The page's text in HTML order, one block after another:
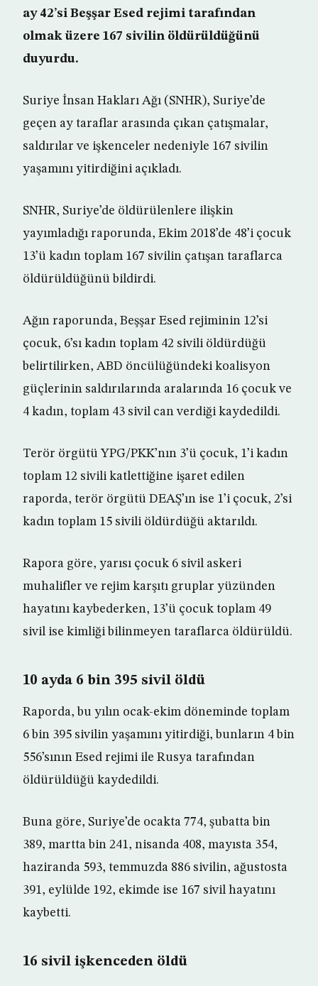
ay 42’si Beşşar Esed rejimi tarafından
olmak üzere 167 sivilin öldürüldüğünü
duyurdu.
Suriye İnsan Hakları Ağı (SNHR), Suriye’de
geçen ay taraflar arasında çıkan çatışmalar,
saldırılar ve işkenceler nedeniyle 167 sivilin
yaşamını yitirdiğini açıkladı.
SNHR, Suriye’de öldürülenlere ilişkin
yayımladığı raporunda, Ekim 2018’de 48’i çocuk
13’ü kadın toplam 167 sivilin çatışan taraflarca
öldürüldüğünü bildirdi.
Ağın raporunda, Beşşar Esed rejiminin 12’si
çocuk, 6’sı kadın toplam 42 sivili öldürdüğü
belirtilirken, ABD öncülüğündeki koalisyon
güçlerinin saldırılarında aralarında 16 çocuk ve
4 kadın, toplam 43 sivil can verdiği kaydedildi.
Terör örgütü YPG/PKK’nın 3’ü çocuk, 1’i kadın
toplam 12 sivili katlettiğine işaret edilen
raporda, terör örgütü DEAŞ’ın ise 1’i çocuk, 2’si
kadın toplam 15 sivili öldürdüğü aktarıldı.
Rapora göre, yarısı çocuk 6 sivil askeri
muhalifler ve rejim karşıtı gruplar yüzünden
hayatını kaybederken, 13’ü çocuk toplam 49
sivil ise kimliği bilinmeyen taraflarca öldürüldü.
10 ayda 6 bin 395 sivil öldü
Raporda, bu yılın ocak-ekim döneminde toplam
6 bin 395 sivilin yaşamını yitirdiği, bunların 4 bin
556’sının Esed rejimi ile Rusya tarafından
öldürüldüğü kaydedildi.
Buna göre, Suriye’de ocakta 774, şubatta bin
389, martta bin 241, nisanda 408, mayısta 354,
haziranda 593, temmuzda 886 sivilin, ağustosta
391, eylülde 192, ekimde ise 167 sivil hayatını
kaybetti.
16 sivil işkenceden öldü